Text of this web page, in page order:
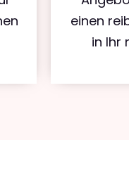
einen
in Ihr